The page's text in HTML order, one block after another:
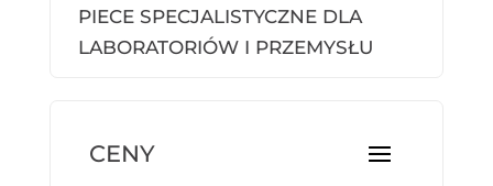
PIECE SPECJALISTYCZNE DLA
LABORATORIÓW I PRZEMYSŁU